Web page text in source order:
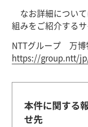
なお詳細につい
組みをご紹介する
NTTグループ 万
https://group.ntt/
本件に関する
せ先